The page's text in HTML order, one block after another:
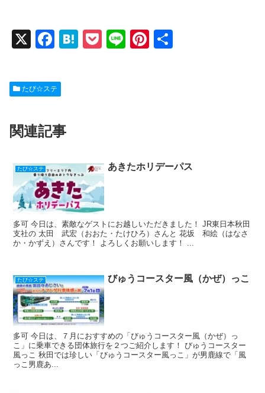
X
F
c
e
o
k
H
P
Li
Pi
たび☆ステ
関連記事
たび☆ステ あきたホリデーパス
多可 今日は、素敵なゲストにお越しいただきました！ JR東日本秋田
支社の 太田 武宏（おおた・たけひろ）さんと 花坂 和絵（はなさ
か・かずえ）さんです！ よろしくお願いします！ ...
たび☆ステ びゅうコースター風（かぜ）っこ
多可 今日は、７月におすすめの「びゅうコースター風（かぜ）っ
こ」に乗車できる団体旅行を２つご紹介します！ びゅうコースター
風っこ 秋田では珍しい「びゅうコースター風っこ」が男鹿線で「風
っこ男鹿あ...